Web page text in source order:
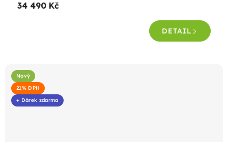
34 490 Kč
DETAIL
Nový
21% DPH
+ Dárek zdarma